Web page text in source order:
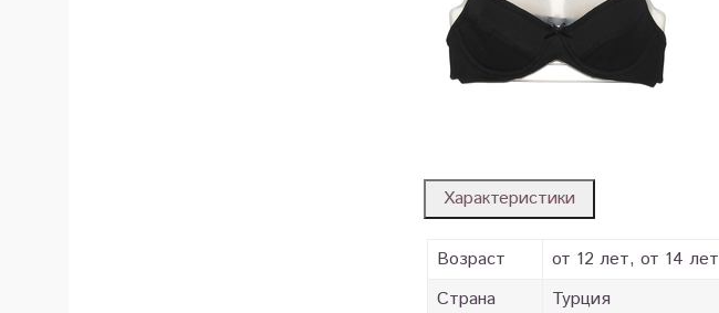
Характеристики
Возраст
от 12 лет, от 14 лет
Страна
Турция